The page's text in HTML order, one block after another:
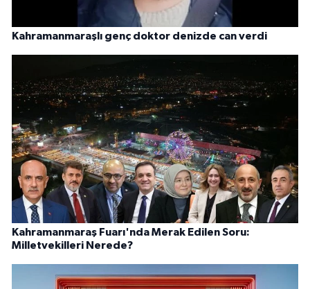
Kahramanmaraşlı genç doktor denizde can verdi
Kahramanmaraş Fuarı'nda Merak Edilen Soru:
Milletvekilleri Nerede?